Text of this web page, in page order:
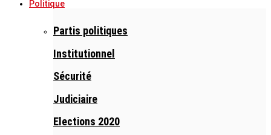
Politique
Partis politiques
Institutionnel
Sécurité
Judiciaire
Elections 2020